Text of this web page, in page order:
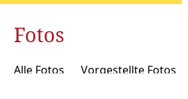
Fotos
Alle Fotos Vorgestellte Fotos